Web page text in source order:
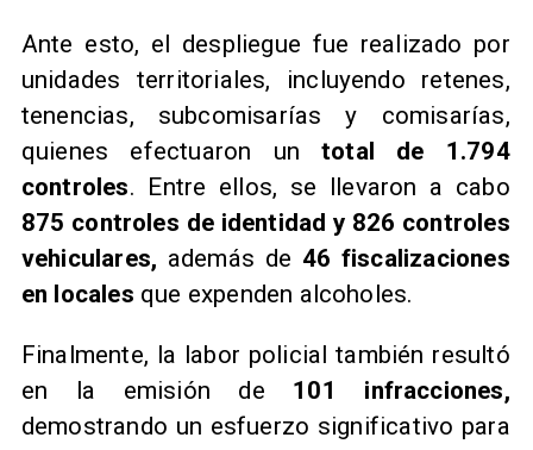
Ante esto, el despliegue fue realizado por
unidades territoriales, incluyendo retenes,
tenencias, subcomisarías y comisarías,
quienes efectuaron un total de 1.794
controles. Entre ellos, se llevaron a cabo
875 controles de identidad y 826 controles
vehiculares, además de 46 fiscalizaciones
en locales que expenden alcoholes.
Finalmente, la labor policial también resultó
en la emisión de 101 infracciones,
demostrando un esfuerzo significativo para